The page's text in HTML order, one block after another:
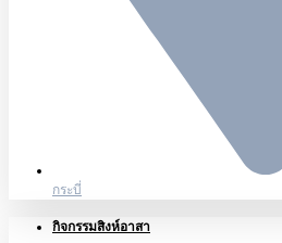
กระบี่
กิจกรรมสิงห์อาสา